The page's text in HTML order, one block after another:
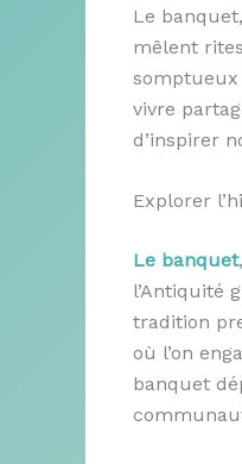
Le
mêlent
somptueux
vivre
d’inspirer
Explorer
Le banquet
l’Antiquité
tradition
où l’on
banquet